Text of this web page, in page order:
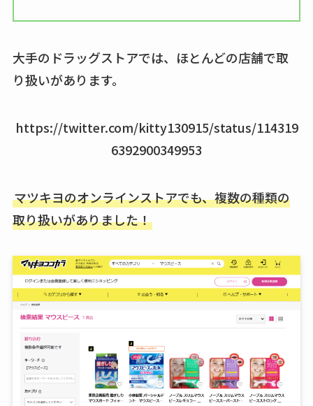
大手のドラッグストアでは、ほとんどの店舗で取
り扱いがあります。
https://twitter.com/kitty130915/status/114319
6392900349953
マツキヨのオンラインストアでも、複数の種類の
取り扱いがありました！